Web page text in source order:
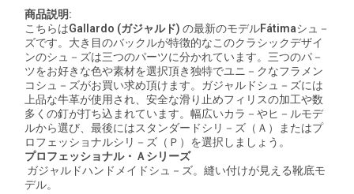
商品説明:
こちらはGallardo (ガジャルド) の最新のモデルFátimaシュ－
ズです。大き目のバックルが特徴的なこのクラシックデザイ
ンのシュ－ズは三つのパーツに分かれています。三つのパ－
ツをお好きな色や素材を選択頂き独特でユニ－クなフラメン
コシュ－ズがお買い求め頂けます。ガジャルドシュ－ズには
上品な牛革が使用され、安全な滑り止めフィリスの加工や数
多くの釘が打ち込まれています。幅広いカラ－やヒ－ルモデ
ルから選び、最後にはスタンダードシリ－ズ（Ａ）またはプ
ロフェッショナルシリ－ズ（Ｐ）を選択しましょう。
プロフェッショナル・Ａシリーズ
ガジャルドハンドメイドシュ－ズ。縫い付けが見える靴底モ
デル。